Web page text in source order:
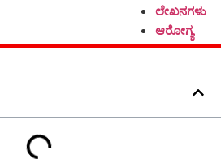
ಲೇಖನಗಳು
ಆರೋಗ್ಯ